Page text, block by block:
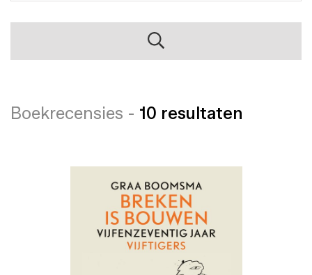
Boekrecensies - 10 resultaten